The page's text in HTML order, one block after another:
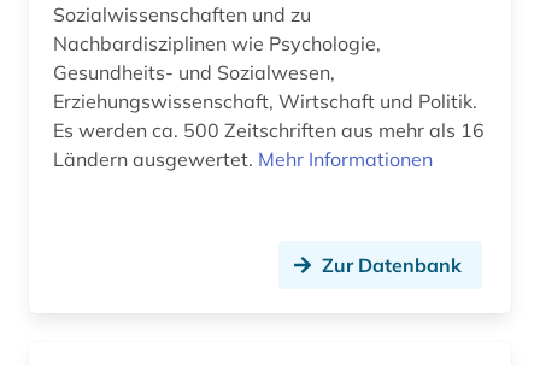
förderung (1)
förderungsprogramm (3)
gebärdensprache (1)
geisteswissenschaften (37)
geografie (3)
Sozialwissenschaften und zu
Nachbardisziplinen wie Psychologie,
Gesundheits- und Sozialwesen,
Erziehungswissenschaft, Wirtschaft und Politik.
Es werden ca. 500 Zeitschriften aus mehr als 16
Ländern ausgewertet. Mehr Informationen
Zur Datenbank